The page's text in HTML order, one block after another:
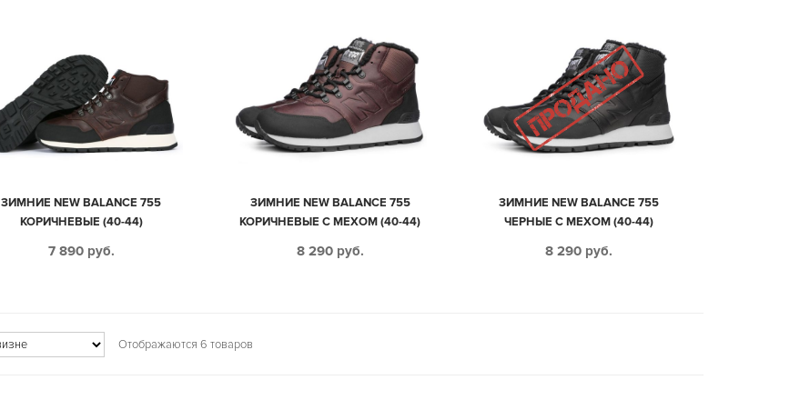
ЗИМНИЕ NEW BALANCE 755
КОРИЧНЕВЫЕ (40-44)
7 890 руб.
ЗИМНИЕ NEW BALANCE 755
КОРИЧНЕВЫЕ С МЕХОМ (40-44)
8 290 руб.
ЗИМНИЕ NEW BALANCE 755
ЧЕРНЫЕ С МЕХОМ (40-44)
8 290 руб.
Отображаются 6 товаров